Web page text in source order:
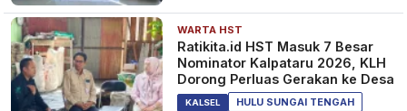
WARTA HST
Ratikita.id HST Masuk 7 Besar
Nominator Kalpataru 2026, KLH
Dorong Perluas Gerakan ke Desa
KALSEL
HULU SUNGAI TENGAH